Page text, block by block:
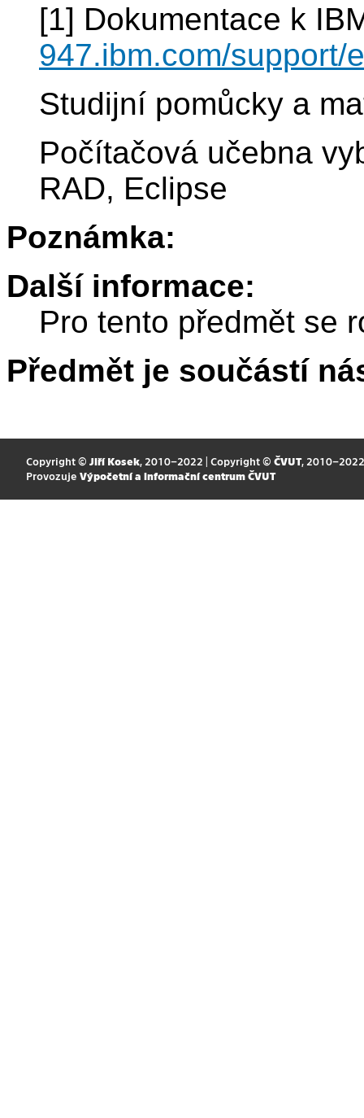
[1] Dokumentace k
947.ibm.com/support/
Studijní pomůcky a
Počítačová učebna
RAD, Eclipse
Poznámka:
Další informace:
Pro tento předmět se
Předmět je součástí
Copyright © Jiří Kosek, 2010–2022 | Copyright © ČVUT, 2010–2022
Provozuje Výpočetní a informační centrum ČVUT